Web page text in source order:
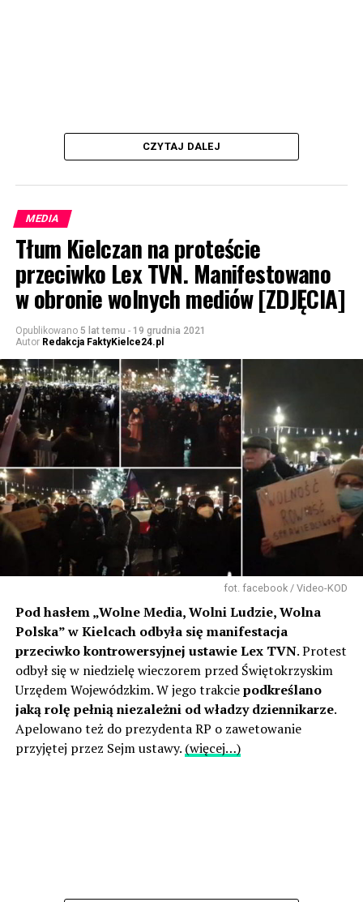
CZYTAJ DALEJ
MEDIA
Tłum Kielczan na proteście
przeciwko Lex TVN. Manifestowano
w obronie wolnych mediów [ZDJĘCIA]
Opublikowano 5 lat temu - 19 grudnia 2021
Autor Redakcja FaktyKielce24.pl
fot. facebook / Video-KOD
Pod hasłem „Wolne Media, Wolni Ludzie, Wolna
Polska” w Kielcach odbyła się manifestacja
przeciwko kontrowersyjnej ustawie Lex TVN. Protest
odbył się w niedzielę wieczorem przed Świętokrzyskim
Urzędem Wojewódzkim. W jego trakciepodkreślano
jaką rolę pełnią niezależni od władzy dziennikarze.
Apelowano też do prezydenta RP o zawetowanie
przyjętej przez Sejm ustawy. (więcej…)